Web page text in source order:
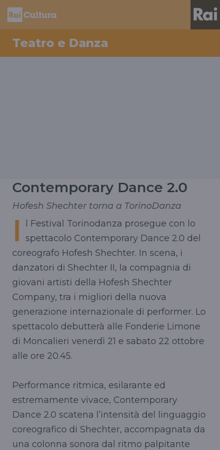
Teatro e Danza
Contemporary Dance 2.0
Hofesh Shechter torna a TorinoDanza
I
l Festival Torinodanza prosegue con lo
spettacolo Contemporary Dance 2.0 del
coreografo Hofesh Shechter. In scena, i
danzatori di Shechter II, la compagnia di
giovani artisti della Hofesh Shechter
Company, tra i migliori della nuova
generazione internazionale di performer. Lo
spettacolo debutterà alle Fonderie Limone
di Moncalieri venerdì 21 e sabato 22 ottobre
alle ore 20.45.
Performance ritmica, esilarante ed
estremamente vivace, Contemporary
Dance 2.0 scatena l’intensità del linguaggio
coreografico di Shechter, accompagnata da
una colonna sonora dal ritmo palpitante